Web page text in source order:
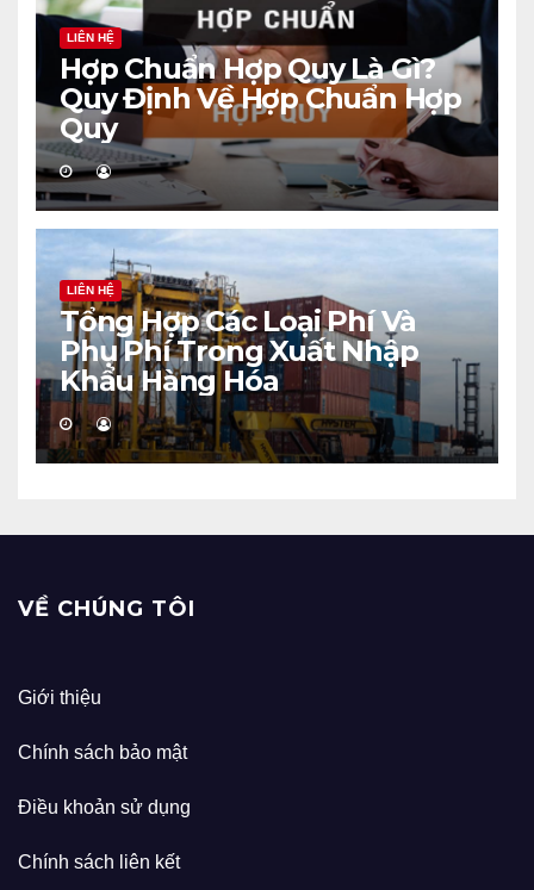
LIÊN HỆ
Hợp Chuẩn Hợp Quy Là Gì?
Quy Định Về Hợp Chuẩn Hợp
Quy
LIÊN HỆ
Tổng Hợp Các Loại Phí Và
Phụ Phí Trong Xuất Nhập
Khẩu Hàng Hóa
VỀ CHÚNG TÔI
Giới thiệu
Chính sách bảo mật
Điều khoản sử dụng
Chính sách liên kết